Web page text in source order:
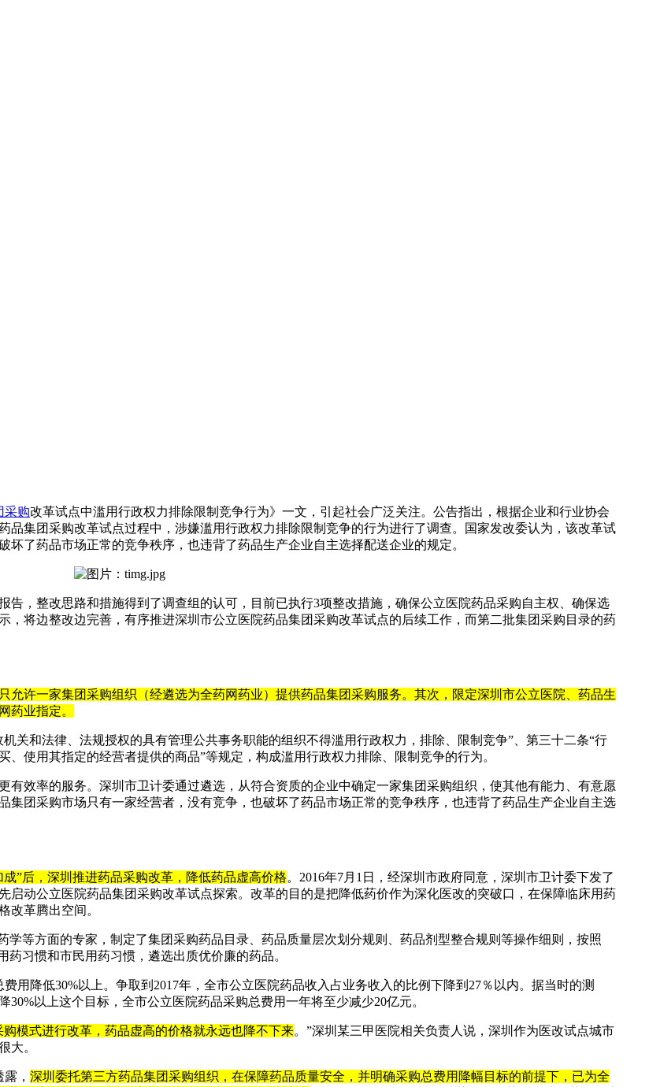
采购改革试点中滥用行政权力排除限制竞争行为》一文，引起社会广泛关注。公告指出，根据企业和行业协会
品集团采购改革试点过程中，涉嫌滥用行政权力排除限制竞争的行为进行了调查。国家发改委认为，该改革试
了药品市场正常的竞争秩序，也违背了药品生产企业自主选择配送企业的规定。
告，整改思路和措施得到了调查组的认可，目前已执行3项整改措施，确保公立医院药品采购自主权、确保选
将边整改边完善，有序推进深圳市公立医院药品集团采购改革试点的后续工作，而第二批集团采购目录的药
许一家集团采购组织（经遴选为全药网药业）提供药品集团采购服务。其次，限定深圳市公立医院、药品生
药业指定。
关和法律、法规授权的具有管理公共事务职能的组织不得滥用行政权力，排除、限制竞争”、第三十二条“行
使用其指定的经营者提供的商品”等规定，构成滥用行政权力排除、限制竞争的行为。
有效率的服务。深圳市卫计委通过遴选，从符合资质的企业中确定一家集团采购组织，使其他有能力、有意愿
团采购市场只有一家经营者，没有竞争，也破坏了药品市场正常的竞争秩序，也违背了药品生产企业自主选
”后，深圳推进药品采购改革，降低药品虚高价格。2016年7月1日，经深圳市政府同意，深圳市卫计委下发了
启动公立医院药品集团采购改革试点探索。改革的目的是把降低药价作为深化医改的突破口，在保障临床用药
改革腾出空间。
等方面的专家，制定了集团采购药品目录、药品质量层次划分规则、药品剂型整合规则等操作细则，按照
药习惯和市民用药习惯，遴选出质优价廉的药品。
用降低30%以上。争取到2017年，全市公立医院药品收入占业务收入的比例下降到27％以内。据当时的测
以上这个目标，全市公立医院药品采购总费用一年将至少减少20亿元。
模式进行改革，药品虚高的价格就永远也降不下来。”深圳某三甲医院相关负责人说，深圳作为医改试点城市
大。
， 深圳委托第三方药品集团采购组织，在保障药品质量安全，并明确采购总费用降幅目标的前提下，已为全